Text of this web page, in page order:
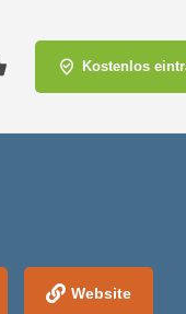
Kostenlos
Website